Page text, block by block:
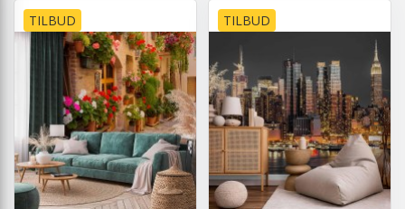
TILBUD TILBUD